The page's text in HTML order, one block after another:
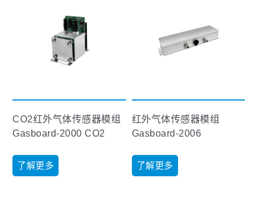
CO2红外气体传感器模组
Gasboard-2000 CO2
了解更多
红外气体传感器模组
Gasboard-2006
了解更多